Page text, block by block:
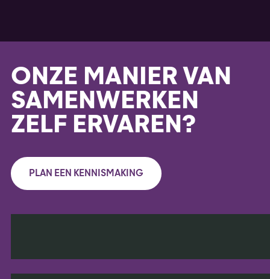
ONZE MANIER VAN
SAMENWERKEN
ZELF ERVAREN?
PLAN EEN KENNISMAKING